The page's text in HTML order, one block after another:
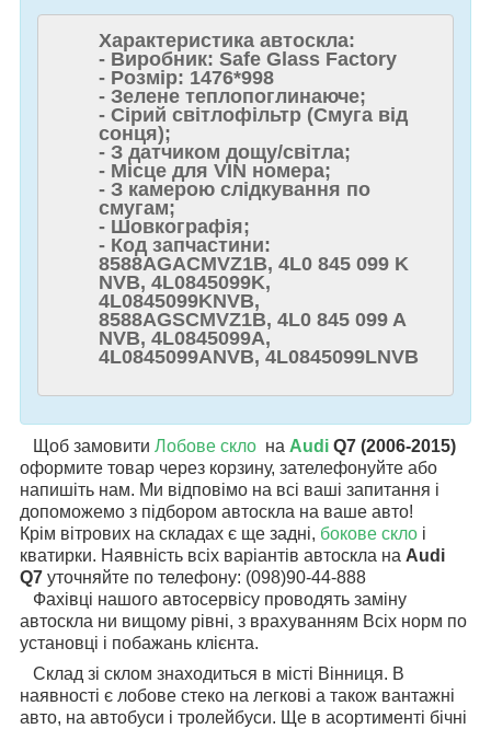
Характеристика автоскла:
- Виробник: Safe Glass Factory
- Розмір: 1476*998
- Зелене теплопоглинаюче;
- Сірий світлофільтр (Смуга від
сонця);
- З датчиком дощу/світла;
- Місце для VIN номера;
- З камерою слідкування по
смугам;
- Шовкографія;
- Код запчастини:
8588AGACMVZ1B, 4L0 845 099 K
NVB, 4L0845099K,
4L0845099KNVB,
8588AGSCMVZ1B, 4L0 845 099 A
NVB, 4L0845099A,
4L0845099ANVB, 4L0845099LNVB
Щоб замовити Лобове скло на Audi Q7 (2006-2015)
оформите товар через корзину, зателефонуйте або
напишіть нам. Ми відповімо на всі ваші запитання і
допоможемо з підбором автоскла на ваше авто!
Крім вітрових на складах є ще задні, бокове скло і
кватирки. Наявність всіх варіантів автоскла на Audi
Q7 уточняйте по телефону: (098)90-44-888
Фахівці нашого автосервісу проводять заміну
автоскла ни вищому рівні, з врахуванням Всіх норм по
установці і побажань клієнта.
Склад зі склом знаходиться в місті Вінниця. В
наявності є лобове стеко на легкові а також вантажні
авто, на автобуси і тролейбуси. Ще в асортименті бічні